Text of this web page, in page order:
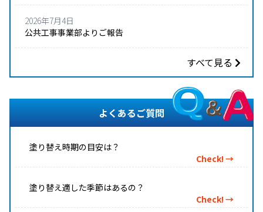
2026年7月4日
公共工事事業部よりご報告
すべて見る
よくあるご質問
塗り替え時期の目安は？
Check! →
塗り替え適した季節はあるの？
Check! →